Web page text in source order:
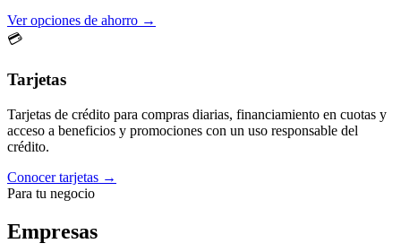
Ver opciones de ahorro →
💳
Tarjetas
Tarjetas de crédito para compras diarias, financiamiento en cuotas y
acceso a beneficios y promociones con un uso responsable del
crédito.
Conocer tarjetas →
Para tu negocio
Empresas